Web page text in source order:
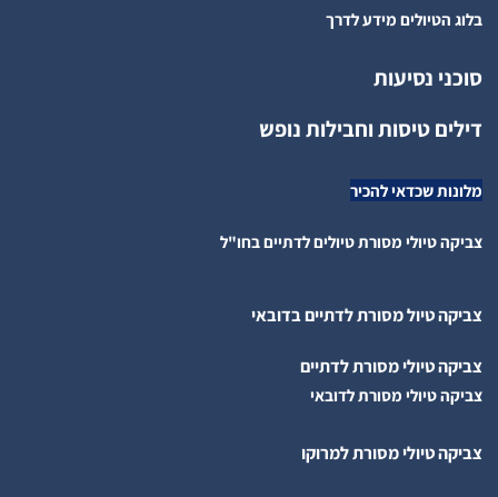
בלוג הטיולים מידע לדרך
סוכני נסיעות
דילים טיסות וחבילות נופש
מלונות שכדאי להכיר
צביקה טיולי מסורת טיולים לדתיים בחו"ל
צביקה טיול מסורת לדתיים בדובאי
צביקה טיולי מסורת לדתיים
צביקה טיולי מסורת לדובאי
צביקה טיולי מסורת למרוקו